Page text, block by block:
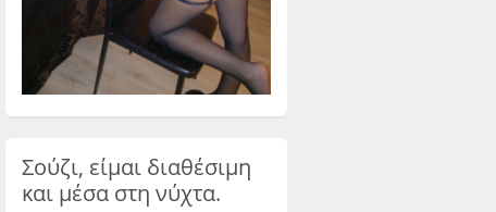
Σούζι, είμαι διαθέσιμη
και μέσα στη νύχτα.